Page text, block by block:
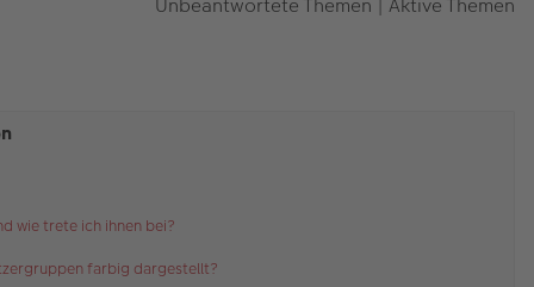
wie trete ich ihnen bei?
farbig dargestellt?